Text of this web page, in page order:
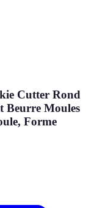
Cutter Rond
Beurre Moules
Forme